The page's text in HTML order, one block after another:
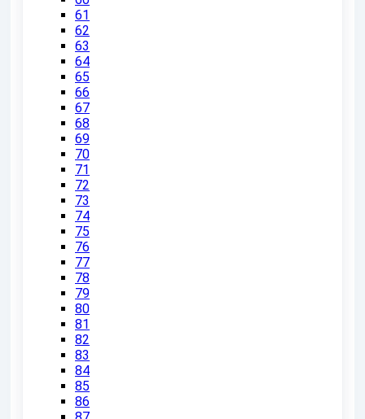
61
62
63
64
65
66
67
68
69
70
71
72
73
74
75
76
77
78
79
80
81
82
83
84
85
86